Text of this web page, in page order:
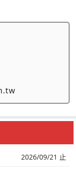
2026/09/21 止